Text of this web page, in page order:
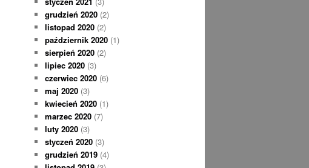
grudzień 2020 (2)
listopad 2020 (2)
październik 2020 (1)
sierpień 2020 (2)
lipiec 2020 (3)
czerwiec 2020 (6)
maj 2020 (3)
kwiecień 2020 (1)
marzec 2020 (7)
luty 2020 (3)
styczeń 2020 (3)
grudzień 2019 (4)